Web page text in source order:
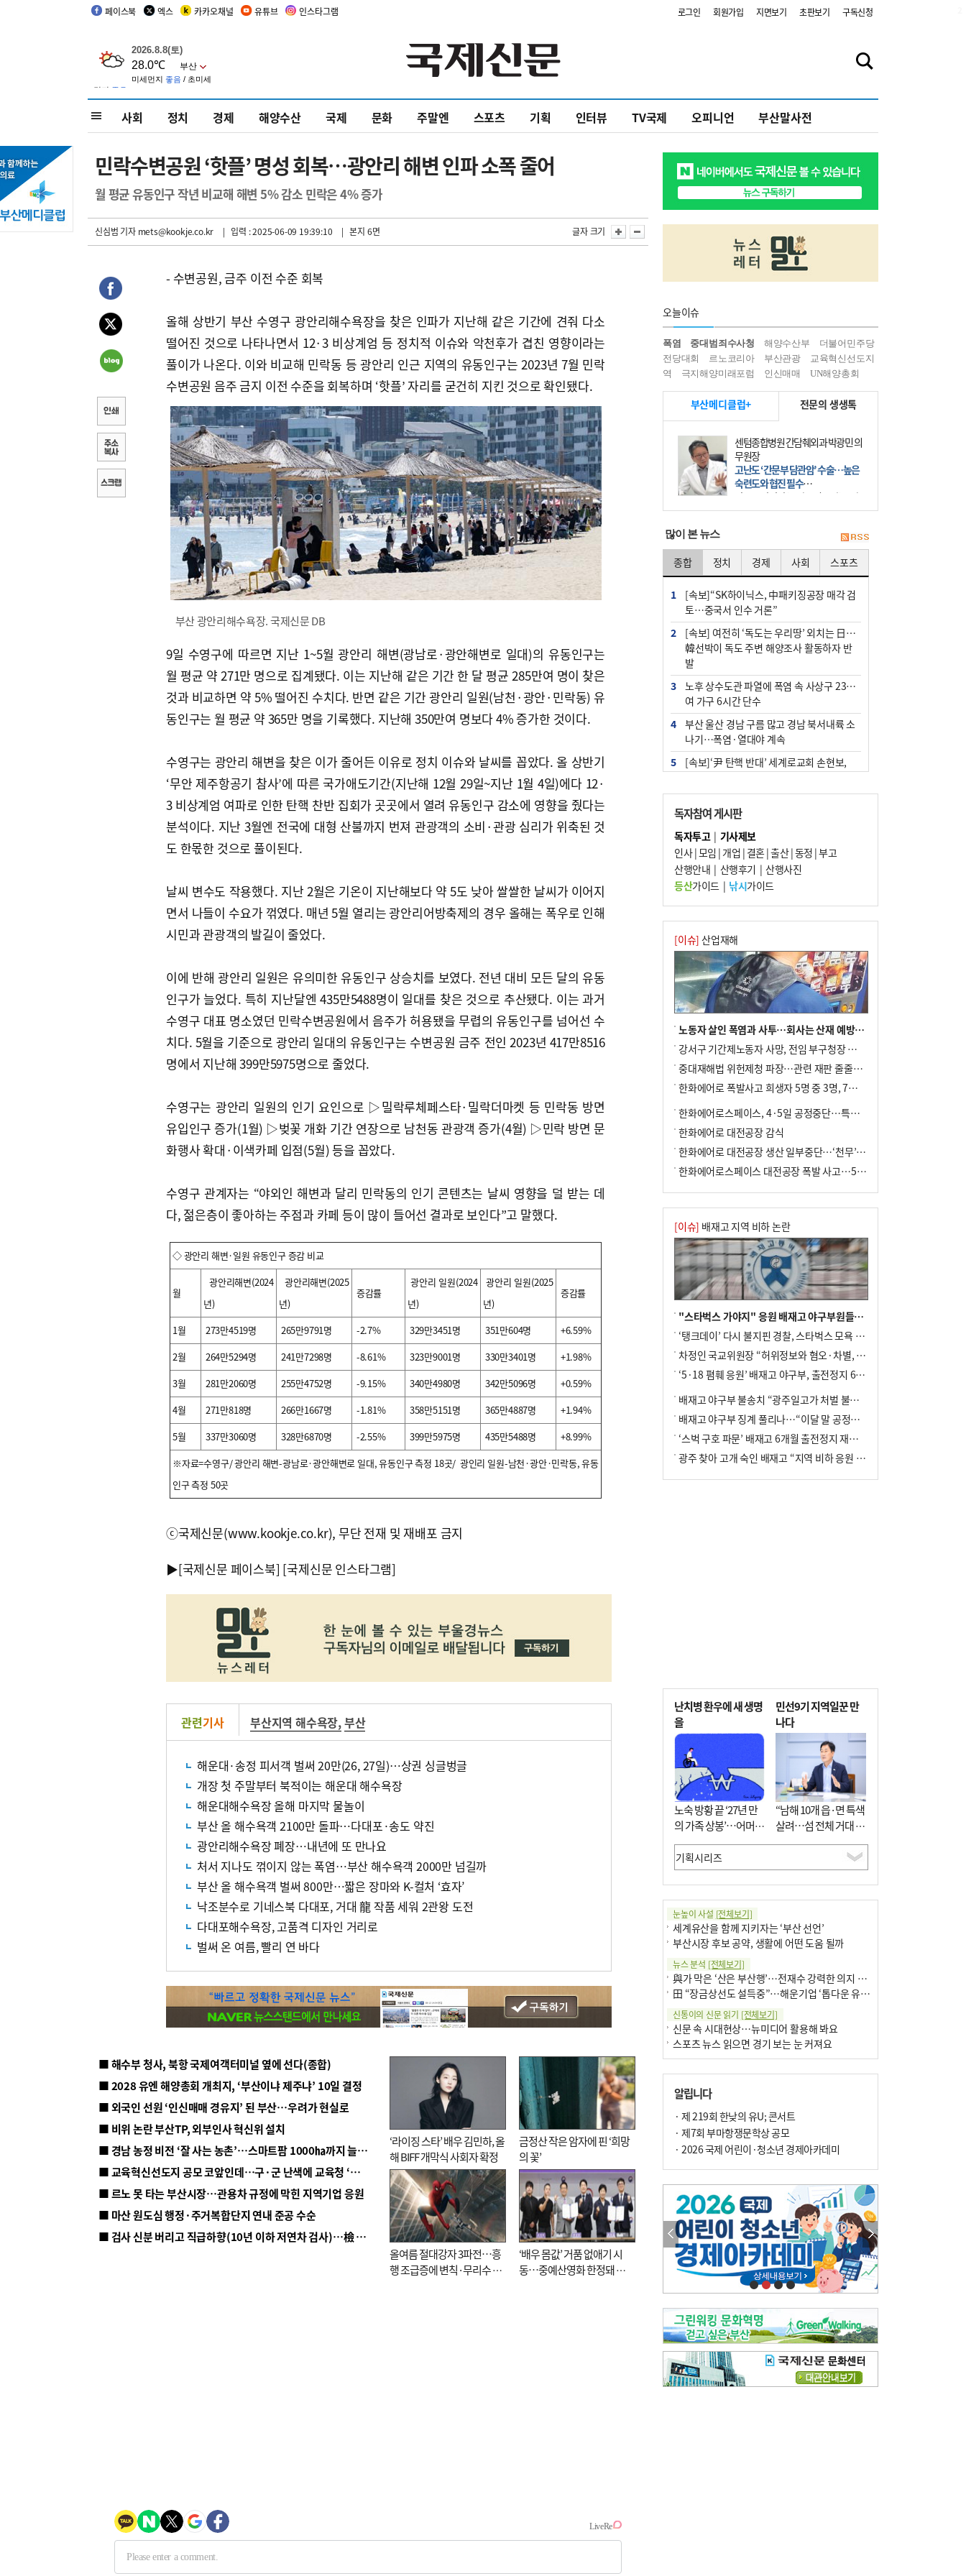
페이스북 엑스 카카오채널 유튜브 인스타그램 로그인 회원가입 지면보기 초판보기 구독신청
사회 정치 경제 해양수산 국제 문화 주말엔 스포츠 기획 인터뷰 TV국제 오피니언 부산말사전
민락수변공원 ‘핫플’ 명성 회복…광안리 해변 인파 소폭 줄어
월 평균 유동인구 작년 비교해 해변 5% 감소 민락은 4% 증가
신심범 기자mets@kookje.co.kr | 입력 : 2025-06-09 19:39:10 | 본지 6면 글자 크기
- 수변공원, 금주 이전 수준 회복
올해 상반기 부산 수영구 광안리해수욕장을 찾은 인파가 지난해 같은 기간에 견줘 다소
떨어진 것으로 나타나면서 12·3 비상계엄 등 정치적 이슈와 악천후가 겹친 영향이라는
풀이가 나온다. 이와 비교해 민락동 등 광안리 인근 지역의 유동인구는 2023년 7월 민락
수변공원 음주 금지 이전 수준을 회복하며 ‘핫플’ 자리를 굳건히 지킨 것으로 확인됐다.
부산 광안리해수욕장. 국제신문 DB
9일 수영구에 따르면 지난 1~5월 광안리 해변(광남로·광안해변로 일대)의 유동인구는
월 평균 약 271만 명으로 집계됐다. 이는 지난해 같은 기간 한 달 평균 285만여 명이 찾은
것과 비교하면 약 5% 떨어진 수치다. 반면 같은 기간 광안리 일원(남천·광안·민락동) 유
동인구는 월 평균 약 365만 명을 기록했다. 지난해 350만여 명보다 4% 증가한 것이다.
수영구는 광안리 해변을 찾은 이가 줄어든 이유로 정치 이슈와 날씨를 꼽았다. 올 상반기
‘무안 제주항공기 참사’에 따른 국가애도기간(지난해 12월 29일~지난 1월 4일)에다 12·
3 비상계엄 여파로 인한 탄핵 찬반 집회가 곳곳에서 열려 유동인구 감소에 영향을 줬다는
분석이다. 지난 3월엔 전국에 대형 산불까지 번져 관광객의 소비·관광 심리가 위축된 것
도 한몫한 것으로 풀이된다.
날씨 변수도 작용했다. 지난 2월은 기온이 지난해보다 약 5도 낮아 쌀쌀한 날씨가 이어지
면서 나들이 수요가 꺾였다. 매년 5월 열리는 광안리어방축제의 경우 올해는 폭우로 인해
시민과 관광객의 발길이 줄었다.
이에 반해 광안리 일원은 유의미한 유동인구 상승치를 보였다. 전년 대비 모든 달의 유동
인구가 늘었다. 특히 지난달엔 435만5488명이 일대를 찾은 것으로 추산됐다. 이는 과거
수영구 대표 명소였던 민락수변공원에서 음주가 허용됐을 무렵의 유동인구를 넘어선 수
치다. 5월을 기준으로 광안리 일대의 유동인구는 수변공원 금주 전인 2023년 417만8516
명에서 지난해 399만5975명으로 줄었다.
수영구는 광안리 일원의 인기 요인으로 ▷밀락루체페스타·밀락더마켓 등 민락동 방면
유입인구 증가(1월) ▷벚꽃 개화 기간 연장으로 남천동 관광객 증가(4월) ▷민락 방면 문
화행사 확대·이색카페 입점(5월) 등을 꼽았다.
수영구 관계자는 “야외인 해변과 달리 민락동의 인기 콘텐츠는 날씨 영향을 덜 받는 데
다, 젊은층이 좋아하는 주점과 카페 등이 많이 들어선 결과로 보인다”고 말했다.
◇ 광안리 해변·일원 유동인구 증감 비교
월
광안리해변(2024
년)
광안리해변(2025
년)
증감률
광안리 일원(2024
년)
광안리 일원(2025
년)
증감률
1월 273만4519명 265만9791명 -2.7% 329만3451명 351만604명
+6.59%
2월
264만5294명 241만7298명 -8.61% 323만9001명 330만3401명
+1.98%
3월
281만2060명 255만4752명 -9.15% 340만4980명 342만5096명
+0.59%
4월
271만818명 266만1667명 -1.81% 358만5151명 365만4887명
+1.94%
5월
337만3060명 328만6870명 -2.55% 399만5975명 435만5488명
+8.99%
※자료=수영구/ 광안리 해변-광남로·광안해변로 일대, 유동인구 측정 18곳/ 광인리 일원-남천·광안·민락동, 유동
인구 측정 50곳
ⓒ국제신문(www.kookje.co.kr), 무단 전재 및 재배포 금지
▶[국제신문 페이스북] [국제신문 인스타그램]
관련기사 부산지역 해수욕장,부산
해운대·송정 피서객 벌써 20만(26, 27일)…상권 싱글벙글
개장 첫 주말부터 북적이는 해운대 해수욕장
해운대해수욕장 올해 마지막 물놀이
부산 올 해수욕객 2100만 돌파…다대포·송도 약진
광안리해수욕장 폐장…내년에 또 만나요
처서 지나도 꺾이지 않는 폭염…부산 해수욕객 2000만 넘길까
부산 올 해수욕객 벌써 800만…짧은 장마와 K-컬처 ‘효자’
낙조분수로 기네스북 다대포, 거대 龍 작품 세워 2관왕 도전
다대포해수욕장, 고품격 디자인 거리로
벌써 온 여름, 빨리 연 바다
■ 해수부 청사, 북항 국제여객터미널 옆에 선다(종합)
■ 2028 유엔 해양총회 개최지, ‘부산이냐 제주냐’ 10일 결정
■ 외국인 선원 ‘인신매매 경유지’ 된 부산…우려가 현실로
■ 비위 논란 부산TP, 외부인사 혁신위 설치
■ 경남 농정 비전 ‘잘 사는 농촌’…스마트팜 1000㏊까지 늘린다
■ 교육혁신선도지 공모 코앞인데…구·군 난색에 교육청 ‘쩔쩔’
■ 르노 못 타는 부산시장…관용차 규정에 막힌 지역기업 응원
■ 마산 원도심 행정·주거복합단지 연내 준공 수순
■ 검사 신분 버리고 직급하향(10년 이하 저연차 검사)…檢 중수청행 기피
‘라이징 스타’ 배우 김민하, 올
해 BIFF 개막식 사회자 확정
금정산 작은 암자에 핀 ‘희망
의 꽃’
올여름 절대강자 3파전…흥
행 조급증에 변칙·무리수 마
‘배우 몸값’ 거품 없애기 시
동…중예산영화 한정돼 실
오늘이슈
폭염 중대범죄수사청 해양수산부
더불어민주당
전당대회
르노코리아 부산관광
교육혁신선도지
역
극지해양미래포럼 인신매매 UN해양총회
부산메디클럽+ 전문의 생생톡
센텀종합병원 간담췌외과 박광민 의
무원장
고난도 ‘간문부 담관암’ 수술…높은
숙련도와 협진 필수
간문부 담관암(클라츠킨 종양)은 좌
우 간에서 나오는, 담관(담즙 배출 경
部)’에 생기는 악성 종양이다. 간동맥
문맥 림프절 담
많이 본 뉴스
종합 정치 경제 사회 스포츠
1
[속보]“SK하이닉스, 中패키징공장 매각 검
토…중국서 인수 거론”
2
[속보] 여전히 ‘독도는 우리땅’ 외치는 日…
韓선박이 독도 주변 해양조사 활동하자 반
발
3
노후 상수도관 파열에 폭염 속 사상구 2300
여 가구 6시간 단수
4
부산 울산 경남 구름 많고 경남 북서내륙 소
나기…폭염·열대야 계속
5
[속보]‘尹 탄핵 반대’ 세계로교회 손현보,
군사기밀 유출자 색출 지시
7
부산 주유소 휘발유 평균가 ℓ당 1849원…
전주보다 3원 ↓
8
[속보] ‘심판 성접대’ 논란 축구협회 공식 사
과…“현재는 부적절 행위 없어”
10 서울 중랑구서 흉기 난동…60대 남성 2명
사망
독자참여 게시판
독자투고| 기사제보
인사|모임 | 개업 | 결혼|출산|동정 |부고
산행안내 | 산행후기 | 산행사진
등산가이드| 낚시가이드
[이슈] 산업재해
노동자 살인 폭염과 사투…회사는 산재 예방·전기료 절감 전력
강서구 기간제노동자 사망, 전임 부구청장 檢 송치
중대재해법 위헌제청 파장…관련 재판 줄줄이 브레이크
한화에어로 폭발사고 희생자 5명 중 3명, 7일 영면
한화에어로스페이스, 4·5일 공정중단…특별 안전점검
한화에어로 대전공장 감식
한화에어로 대전공장 생산 일부중단…‘천무’ 수출 비상
한화에어로스페이스 대전공장 폭발 사고…5명 사망·2명 부상(종합)
[이슈] 배재고 지역 비하 논란
"스타벅스 가야지" 응원 배재고 야구부원들, 학교서 징계 처분
‘탱크데이’ 다시 불지핀 경찰, 스타벅스 모욕 혐의 압수수색
차정인 국교위원장 “허위정보와 혐오·차별, 학교 교실까지 유입"
‘5·18 폄훼 응원’ 배재고 야구부, 출전정지 6개월→1개월 감경
배재고 야구부 불송치 “광주일고가 처벌 불원 의사 표해”
배재고 야구부 징계 풀리나…“이달 말 공정위서 재심의”
‘스벅 구호 파문’ 배재고 6개월 출전정지 재심 신청키로
광주 찾아 고개 숙인 배재고 “지역 비하 응원 잘못”(종합)
난치병 환우에 새 생명
을
노숙 방황 끝 ‘27년 만
의 가족 상봉’…어머니
와 행복 꿈꿔
민선9기 지역일꾼 만
나다
“남해 10개 읍·면 특색
살려…섬 전체 거대 정
원으로 조성”
눈높이 사설 [전체보기]
세계유산을 함께 지키자는 ‘부산 선언’
부산시장 후보 공약, 생활에 어떤 도움 될까
뉴스 분석 [전체보기]
與가 막은 ‘산은 부산행’…전재수 강력한 의지 표명 없인 공염불
田 “장금상선도 설득중”…해운기업 ‘톱다운 유치전’ 가속
신통이의 신문 읽기 [전체보기]
신문 속 시대현상…뉴미디어 활용해 봐요
스포츠 뉴스 읽으면 경기 보는 눈 커져요
구·군 승진 축하화분 관행 없애자니 소상공인 울상
팩트체크[전체보기]
의령 한우산 털중나리
한 손 뉴스[전체보기]
시민이 개발한 폭염 대응 앱 ‘그늘로’ 길안내 지도 등 인기
골목 맛집 발굴 고메 셀렉션…부산시, 페스티벌 시월 연계
오늘의 날씨-[전체보기]
오늘의 날씨- 2026년 8월 7일
오늘의 날씨- 2026년 8월 6일
우리 결혼해요-[전체보기]
우리 결혼해요- 김홍윤·정세빈 커플
알립니다
· 제 219회 한낮의 유U; 콘서트
· 제7회 부마항쟁문학상 공모
· 2026 국제 어린이·청소년 경제아카데미